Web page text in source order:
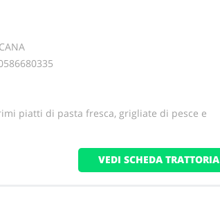
piatti di pasta fresca, grigliate di pesce e
VEDI SCHEDA TRATTORIA